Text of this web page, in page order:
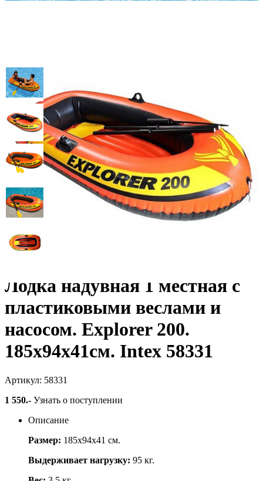
Лодка надувная 1 местная с
пластиковыми веслами и
насосом. Explorer 200.
185х94х41см. Intex 58331
Артикул: 58331
1 550.- Узнать о поступлении
Описание
Размер: 185х94х41 см.
Выдерживает нагрузку: 95 кг.